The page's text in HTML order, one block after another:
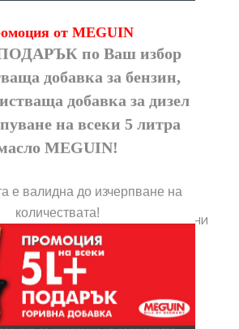
пъти
ДОБАВИ КЪМ ЖЕЛАНИ
от MEGUIN
ПОДАРЪК по Ваш избор
добавка за бензин,
добавка за дизел
на всеки 5 литра
MEGUIN!
е валидна до изчерпване на
количествата!